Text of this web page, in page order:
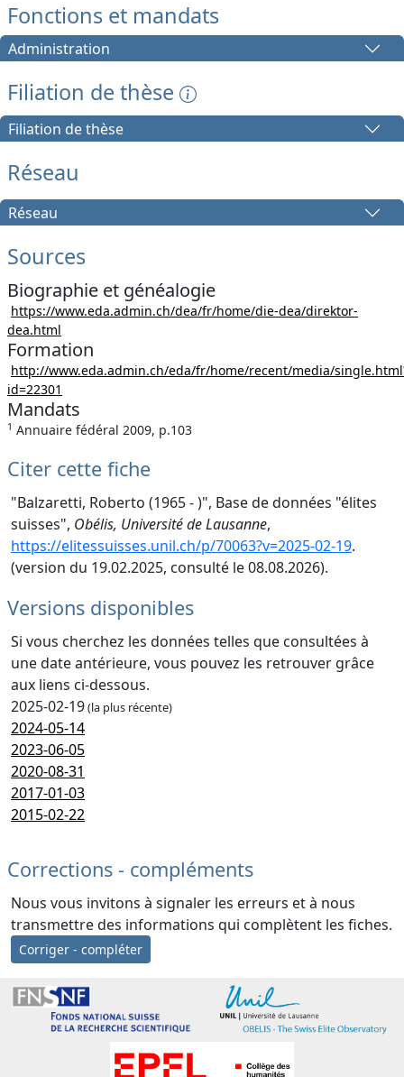
Fonctions et mandats
Administration
Filiation de thèse
Filiation de thèse
Réseau
Réseau
Sources
Biographie et généalogie
https://www.eda.admin.ch/dea/fr/home/die-dea/direktor-
dea.html
Formation
http://www.eda.admin.ch/eda/fr/home/recent/media/
id=22301
Mandats
1 Annuaire fédéral 2009, p.103
Citer cette fiche
"Balzaretti, Roberto (1965 - )", Base de données "élites
suisses", Obélis, Université de Lausanne,
https://elitessuisses.unil.ch/p/70063?v=2025-02-19.
(version du 19.02.2025, consulté le 08.08.2026).
Versions disponibles
Si vous cherchez les données telles que consultées à
une date antérieure, vous pouvez les retrouver grâce
aux liens ci-dessous.
2025-02-19(la plus récente)
2024-05-14
2023-06-05
2020-08-31
2017-01-03
2015-02-22
Corrections - compléments
Nous vous invitons à signaler les erreurs et à nous
transmettre des informations qui complètent les fiches.
Corriger - compléter